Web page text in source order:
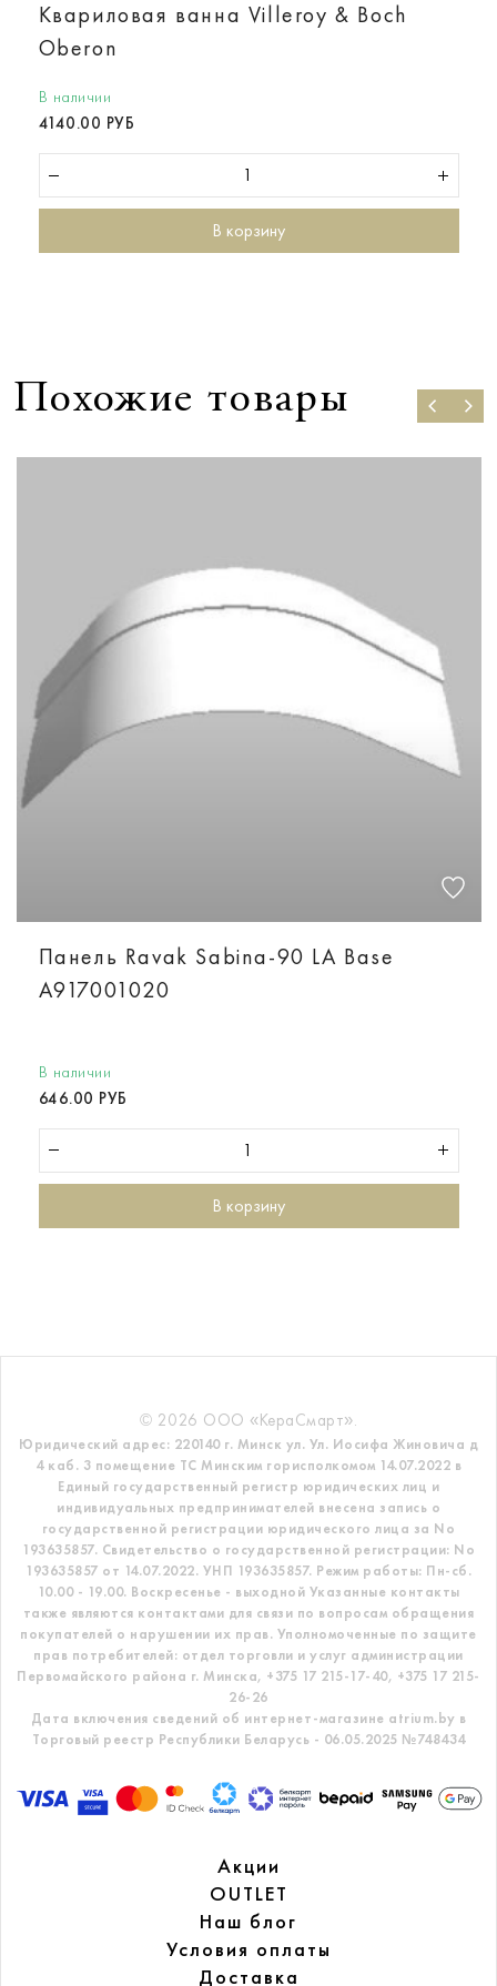
Квариловая ванна Villeroy & Boch
Oberon
В наличии
4140.00 РУБ
В корзину
Похожие товары
Панель Ravak Sabina-90 LA Base
A917001020
В наличии
646.00 РУБ
В корзину
© 2026 ООО «КераСмарт».
Юридический адрес: 220140 г. Минск ул. Ул. Иосифа Жиновича д
4 каб. 3 помещение ТС Минским горисполкомом 14.07.2022 в
Единый государственный регистр юридических лиц и
индивидуальных предпринимателей внесена запись о
государственной регистрации юридического лица за No
193635857. Свидетельство о государственной регистрации: No
193635857 от 14.07.2022. УНП 193635857. Режим работы: Пн-сб.
10.00 - 19.00. Воскресенье - выходной Указанные контакты
также являются контактами для связи по вопросам обращения
покупателей о нарушении их прав. Уполномоченные по защите
прав потребителей: отдел торговли и услуг администрации
Первомайского района г. Минска, +375 17 215-17-40, +375 17 215-
26-26
Дата включения сведений об интернет-магазине atrium.by в
Торговый реестр Республики Беларусь - 06.05.2025 №748434
Акции
OUTLET
Наш блог
Условия оплаты
Доставка